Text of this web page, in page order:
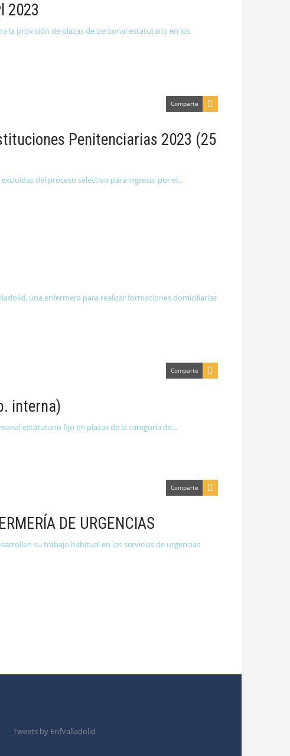
2023
la provisión de plazas de personal estatutario en los
Comparte
Penitenciarias 2023 (25
del proceso selectivo para ingreso, por el
una enfermera para realizar formaciones domiciliarias
Comparte
interna)
estatutario fijo en plazas de la categoría de
Comparte
DE URGENCIAS
su trabajo habitual en los servicios de urgencias
Tweets by EnfValladolid